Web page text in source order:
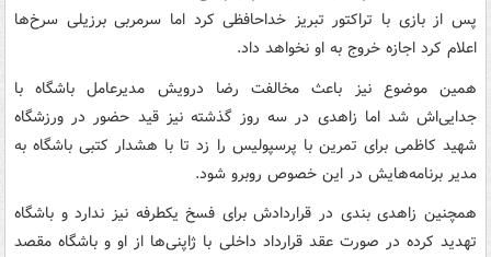
پس از بازی با تراکتور تبریز خداحافظی کرد اما سرمربی برزیلی سرخ‌ها
اعلام کرد اجازه خروج به او نخواهد داد.
همین موضوع نیز باعث مخالفت رضا درویش مدیرعامل باشگاه با
جدایی‌اش شد اما زاهدی در سه روز گذشته نیز قید حضور در ورزشگاه
شهید کاظمی برای تمرین با پرسپولیس را زد تا با هشدار کتبی باشگاه به
مدیر برنامه‌هایش در این خصوص روبرو شود.
همچنین زاهدی بندی در قراردادش برای فسخ یکطرفه نیز ندارد و باشگاه
تهدید کرده در صورت عقد قرارداد داخلی با ژاپنی‌ها از او و باشگاه مقصد